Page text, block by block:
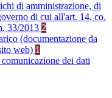
di amministrazione, di
di cui all'art. 14, co.
33/2013 2
(documentazione da
web) 1
dei dati